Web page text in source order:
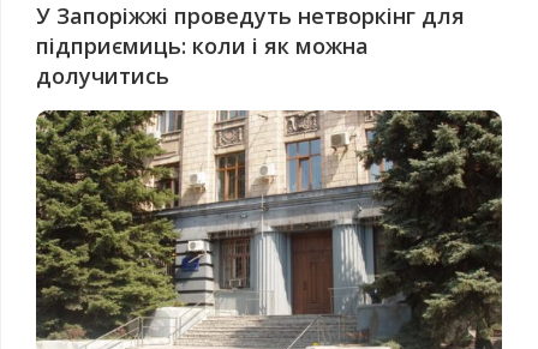
У Запоріжжі проведуть нетворкінг для
підприємиць: коли і як можна
долучитись